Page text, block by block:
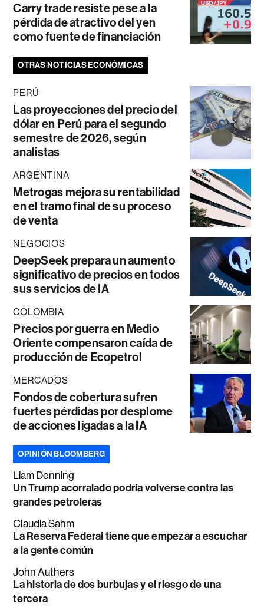
Carry trade resiste pese a la
pérdida de atractivo del yen
como fuente de financiación
OTRAS NOTICIAS ECONÓMICAS
PERÚ
Las proyecciones del precio del
dólar en Perú para el segundo
semestre de 2026, según
analistas
ARGENTINA
Metrogas mejora su rentabilidad
en el tramo final de su proceso
de venta
NEGOCIOS
DeepSeek prepara un aumento
significativo de precios en todos
sus servicios de IA
COLOMBIA
Precios por guerra en Medio
Oriente compensaron caída de
producción de Ecopetrol
MERCADOS
Fondos de cobertura sufren
fuertes pérdidas por desplome
de acciones ligadas a la IA
OPINIÓN BLOOMBERG
Liam Denning
Un Trump acorralado podría volverse contra las
grandes petroleras
Claudia Sahm
La Reserva Federal tiene que empezar a escuchar
a la gente común
John Authers
La historia de dos burbujas y el riesgo de una
tercera